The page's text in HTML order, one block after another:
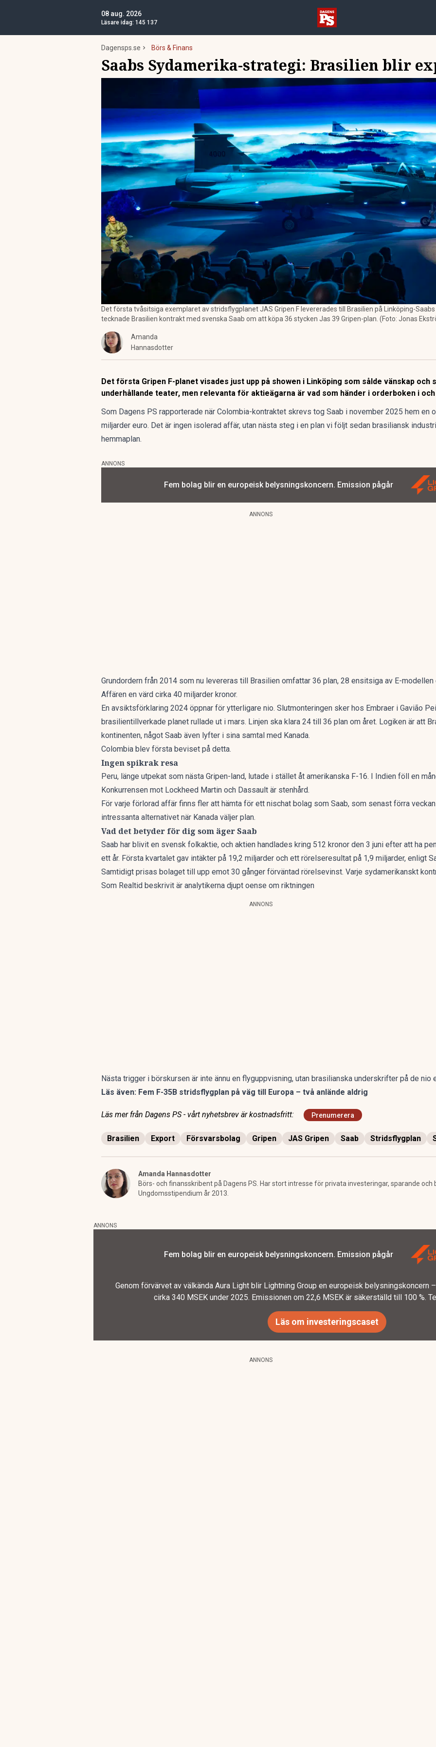
08 aug. 2026
Läsare idag: 145 137
Dagensps.se Börs & Finans
Saabs Sydamerika-strategi: Brasilien blir
Det första tvåsitsiga exemplaret av stridsflygplanet JAS Gripen F levererades till Brasilien på Linköping-
tecknade Brasilien kontrakt med svenska Saab om att köpa 36 stycken Jas 39 Gripen-plan. (Foto: Jonas
Amanda
Hannasdotter
Det första Gripen F-planet visades just upp på showen i Linköping som sålde vänskap och
underhållande teater, men relevanta för aktieägarna är vad som händer i orderboken i
Som Dagens PS rapporterade när Colombia-kontraktet skrevs tog Saab i november 2025 hem en
miljarder euro. Det är ingen isolerad affär, utan nästa steg i en plan vi följt sedan brasiliansk
hemmaplan.
ANNONS
Fem bolag blir en europeisk belysningskoncern. Emission pågår
ANNONS
Grundordern från 2014 som nu levereras till Brasilien omfattar 36 plan, 28 ensitsiga av E-
Affären en värd cirka 40 miljarder kronor.
En avsiktsförklaring 2024 öppnar för ytterligare nio. Slutmonteringen sker hos Embraer i Gavião
brasilientillverkade planet rullade ut i mars. Linjen ska klara 24 till 36 plan om året. Logiken är att
kontinenten, något Saab även lyfter i sina samtal med Kanada.
Colombia blev första beviset på detta.
Ingen spikrak resa
Peru, länge utpekat som nästa Gripen-land, lutade i stället åt amerikanska F-16. I Indien föll en
Konkurrensen mot Lockheed Martin och Dassault är stenhård.
För varje förlorad affär finns fler att hämta för ett nischat bolag som Saab, som senast förra
intressanta alternativet när Kanada väljer plan.
Vad det betyder för dig som äger Saab
Saab har blivit en svensk folkaktie, och aktien handlades kring 512 kronor den 3 juni efter att ha
ett år. Första kvartalet gav intäkter på 19,2 miljarder och ett rörelseresultat på 1,9 miljarder, enligt
Samtidigt prisas bolaget till upp emot 30 gånger förväntad rörelsevinst. Varje sydamerikanskt
Som Realtid beskrivit är analytikerna djupt oense om riktningen
ANNONS
Nästa trigger i börskursen är inte ännu en flyguppvisning, utan brasilianska underskrifter på de nio
Läs även: Fem F-35B stridsflygplan på väg till Europa – två anlände aldrig
Läs mer från Dagens PS - vårt nyhetsbrev är kostnadsfritt: Prenumerera
Brasilien Export Försvarsbolag Gripen JAS Gripen Saab Stridsflygplan
Amanda Hannasdotter
Börs- och finansskribent på Dagens PS. Har stort intresse för privata investeringar, sparande
Ungdomsstipendium år 2013.
ANNONS
Fem bolag blir en europeisk belysningskoncern. Emission pågår
Genom förvärvet av välkända Aura Light blir Lightning Group en europeisk belysningskoncern
cirka 340 MSEK under 2025. Emissionen om 22,6 MSEK är säkerställd till 100 %.
Läs om investeringscaset
ANNONS